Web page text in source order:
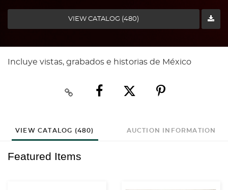
VIEW CATALOG (480)
Incluye vistas, grabados e historias de México
VIEW CATALOG (480) AUCTION INFORMATION
Featured Items